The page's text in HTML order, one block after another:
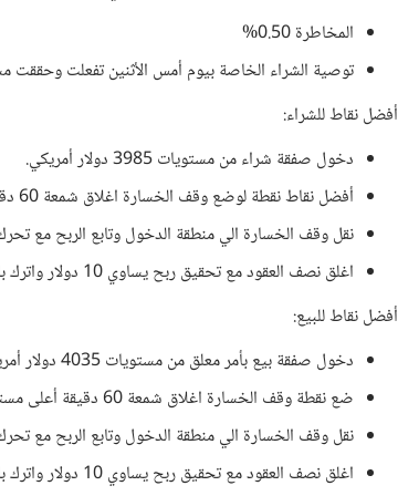
المخاطرة 0.50%
توصية الشراء الخاصة بيوم أمس الأثنين تفعلت وحققت
أفضل نقاط للشراء:
دخول صفقة شراء من مستويات 3985 دولار أمريكي.
أفضل نقاط نقطة لوضع وقف الخسارة اغلاق شمعة 60 دقيقة أقل من مستويات 3955 دولار أمريكي.
نقل وقف الخسارة الي منطقة الدخول وتابع الربح مع تحرك السعر
اغلق نصف العقود مع تحقيق ربح يساوي 10 دولار واترك باقي العقود حتى مستويات المقاومة عند 4035 دولار أمريكي.
أفضل نقاط للبيع:
دخول صفقة بيع بأمر معلق من مستويات 4035 دولار أمريكي
ضع نقطة وقف الخسارة اغلاق شمعة 60 دقيقة أعلى مستويات 4065 دولار أمريكي
نقل وقف الخسارة الي منطقة الدخول وتابع الربح مع تحرك السعر
اغلق نصف العقود مع تحقيق ربح يساوي 10 دولار واترك باقي العقود حتى مستويات الدعم القوية عند 3985 دولار أمريكي.